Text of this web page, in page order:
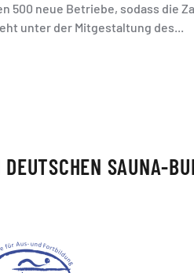
500 neue Betriebe, sodass die
unter der Mitgestaltung des...
SAUNA-